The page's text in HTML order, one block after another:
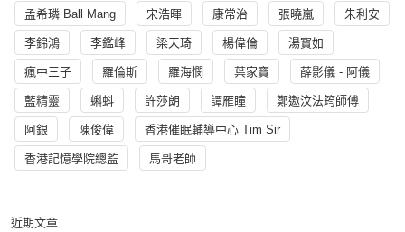
孟希璘 Ball Mang 宋浩暉 康常治 張曉嵐 朱利安
李錦鴻 李鑑峰 梁天琦 楊偉倫 湯寳如
瘋中三子 羅倫斯 羅海憫 葉家寶 薛影儀 - 阿儀
藍精靈 蝌蚪 許莎朗 譚雁瞳 鄭遨汶法筠師傅
阿銀 陳俊偉 香港催眠輔導中心 Tim Sir
香港記憶學院總監 馬哥老師
近期文章